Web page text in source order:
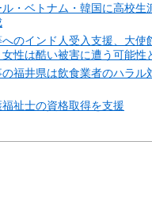
・ベトナム・韓国に高校生
のインド人受入支援、大使
女性は酷い被害に遭う可能性
福井県は飲食業者のハラル
祉士の資格取得を支援